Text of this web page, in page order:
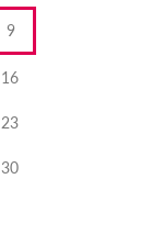
9
16
23
30